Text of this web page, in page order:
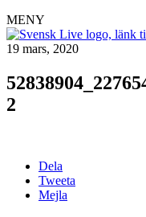
MENY
19 mars, 2020
2
Dela
Tweeta
Mejla